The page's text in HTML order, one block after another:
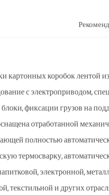
картонных коробок лентой
с электроприводом,
фиксации грузов на
отработанной
полностью
термосварку,
электронной,
текстильной и других